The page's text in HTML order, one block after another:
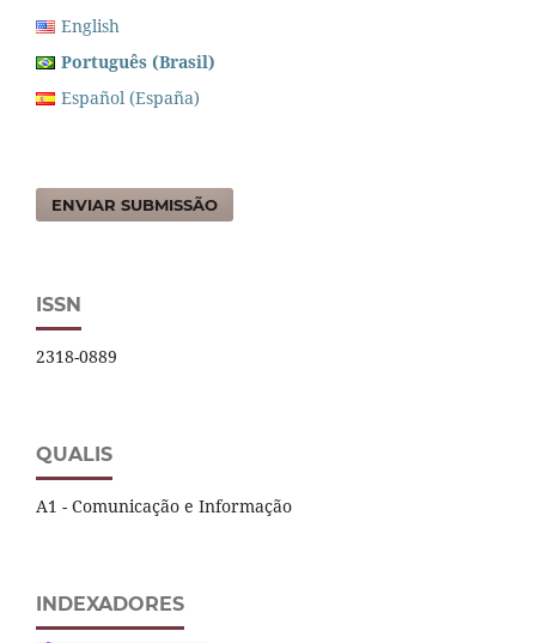
English
Português (Brasil)
Español (España)
ENVIAR SUBMISSÃO
ISSN
2318-0889
QUALIS
A1 - Comunicação e Informação
INDEXADORES